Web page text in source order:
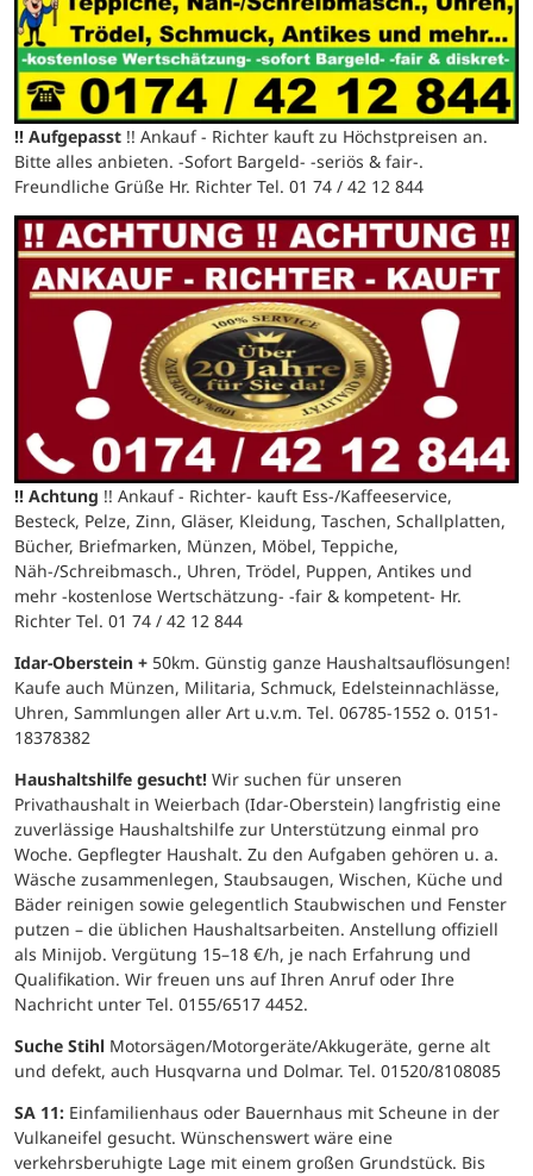
!! Aufgepasst !! Ankauf - Richter kauft zu Höchstpreisen an.
Bitte alles anbieten. -Sofort Bargeld- -seriös & fair-.
Freundliche Grüße Hr. Richter Tel. 01 74 / 42 12 844
!! Achtung !! Ankauf - Richter- kauft Ess-/Kaffeeservice,
Besteck, Pelze, Zinn, Gläser, Kleidung, Taschen, Schallplatten,
Bücher, Briefmarken, Münzen, Möbel, Teppiche,
Näh-/Schreibmasch., Uhren, Trödel, Puppen, Antikes und
mehr -kostenlose Wertschätzung- -fair & kompetent- Hr.
Richter Tel. 01 74 / 42 12 844
Idar-Oberstein + 50km. Günstig ganze Haushaltsauflösungen!
Kaufe auch Münzen, Militaria, Schmuck, Edelsteinnachlässe,
Uhren, Sammlungen aller Art u.v.m. Tel. 06785-1552 o. 0151-
18378382
Haushaltshilfe gesucht! Wir suchen für unseren
Privathaushalt in Weierbach (Idar-Oberstein) langfristig eine
zuverlässige Haushaltshilfe zur Unterstützung einmal pro
Woche. Gepflegter Haushalt. Zu den Aufgaben gehören u. a.
Wäsche zusammenlegen, Staubsaugen, Wischen, Küche und
Bäder reinigen sowie gelegentlich Staubwischen und Fenster
putzen – die üblichen Haushaltsarbeiten. Anstellung offiziell
als Minijob. Vergütung 15–18 €/h, je nach Erfahrung und
Qualifikation. Wir freuen uns auf Ihren Anruf oder Ihre
Nachricht unter Tel. 0155/6517 4452.
Suche Stihl Motorsägen/Motorgeräte/Akkugeräte, gerne alt
und defekt, auch Husqvarna und Dolmar. Tel. 01520/8108085
SA 11: Einfamilienhaus oder Bauernhaus mit Scheune in der
Vulkaneifel gesucht. Wünschenswert wäre eine
verkehrsberuhigte Lage mit einem großen Grundstück. Bis